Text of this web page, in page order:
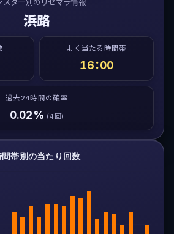
スター別のリセマラ情報
浜路
よく当たる時間帯
16：00
過去24時間の確率
0.02% (4回)
間帯別の当たり回数